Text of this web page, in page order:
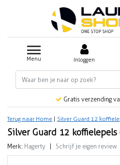
Menu Inloggen
Gratis verzending
Terug naar Home Silver Guard 12
Silver Guard 12 koffielepels
Merk: Hagerty Schrijf je eigen review